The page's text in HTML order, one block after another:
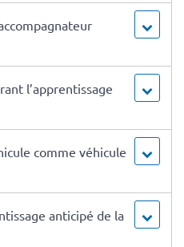
l’apprentissage
comme véhicule
anticipé de la